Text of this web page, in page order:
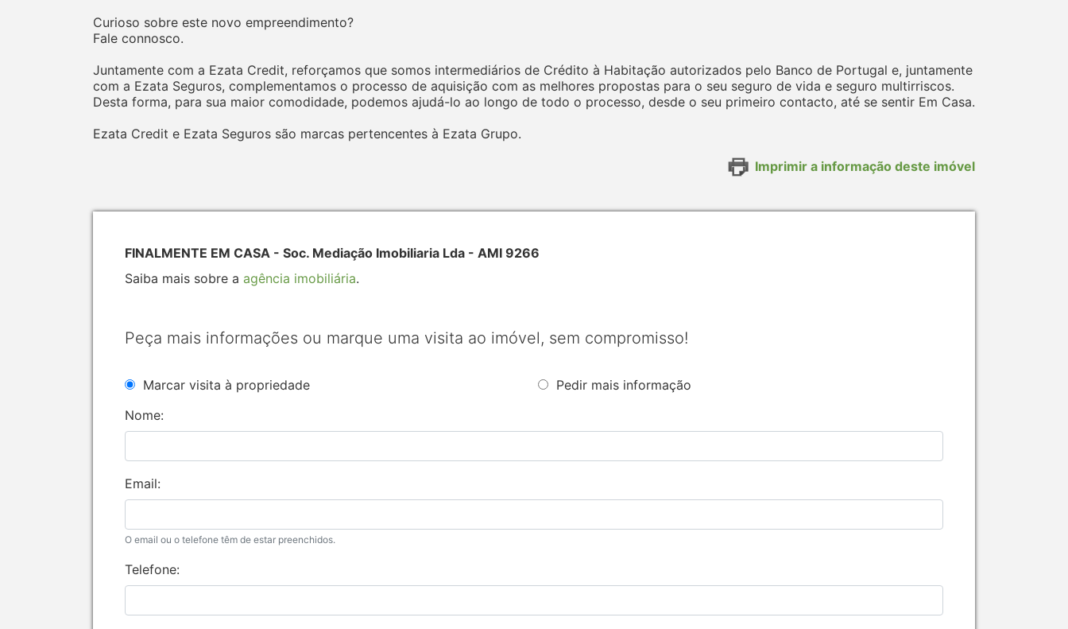
Curioso sobre este novo empreendimento?
Fale connosco.
Juntamente com a Ezata Credit, reforçamos que somos intermediários de Crédito à Habitação autorizados pelo Banco de Portugal e, juntamente
com a Ezata Seguros, complementamos o processo de aquisição com as melhores propostas para o seu seguro de vida e seguro multirriscos.
Desta forma, para sua maior comodidade, podemos ajudá-lo ao longo de todo o processo, desde o seu primeiro contacto, até se sentir Em Casa.
Ezata Credit e Ezata Seguros são marcas pertencentes à Ezata Grupo.
Imprimir a informação deste imóvel
FINALMENTE EM CASA - Soc. Mediação Imobiliaria Lda - AMI 9266
Saiba mais sobre a agência imobiliária.
Peça mais informações ou marque uma visita ao imóvel, sem compromisso!
Marcar visita à propriedade
Pedir mais informação
Nome:
Email:
O email ou o telefone têm de estar preenchidos.
Telefone: